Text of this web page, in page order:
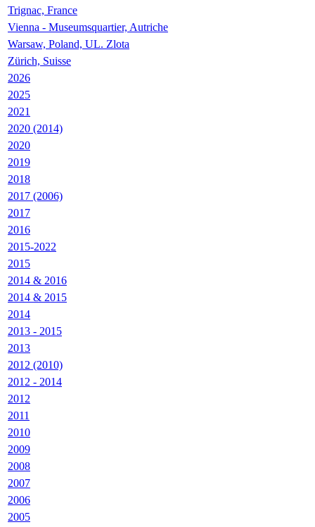
Trignac, France
Vienna - Museumsquartier, Autriche
Warsaw, Poland, UL. Zlota
Zürich, Suisse
2026
2025
2021
2020 (2014)
2020
2019
2018
2017 (2006)
2017
2016
2015-2022
2015
2014 & 2016
2014 & 2015
2014
2013 - 2015
2013
2012 (2010)
2012 - 2014
2012
2011
2010
2009
2008
2007
2006
2005